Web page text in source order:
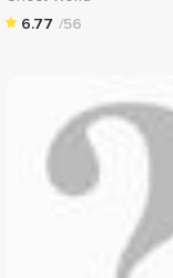
6.77 /56